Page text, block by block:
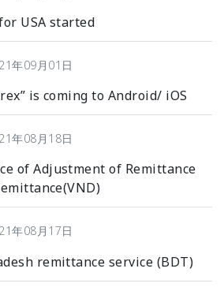
USA started
年09月01日
is coming to Android/ iOS
年08月18日
of Adjustment of Remittance
年08月17日
remittance service (BDT)